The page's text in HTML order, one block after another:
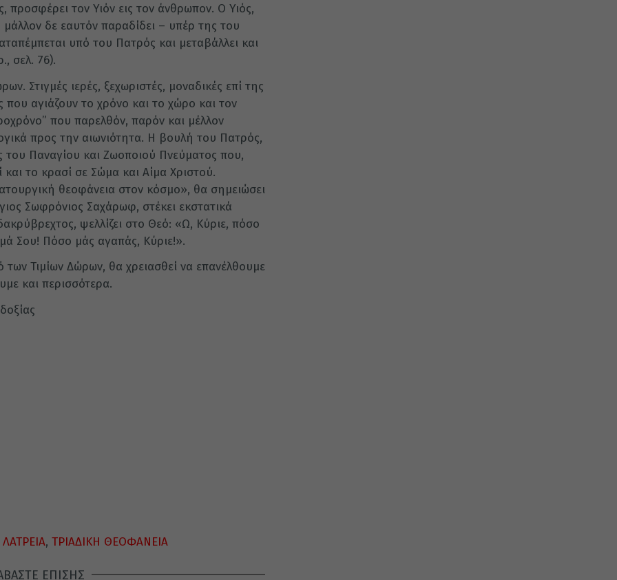
προσφέρει τον Υιόν εις τον άνθρωπον. Ο Υιός,
δε εαυτόν παραδίδει – υπέρ της του
υπό του Πατρός και μεταβάλλει και
σελ. 76).
Στιγμές ιερές, ξεχωριστές, μοναδικές επί της
που αγιάζουν το χρόνο και το χώρο και τον
που παρελθόν, παρόν και μέλλον
προς την αιωνιότητα. Η βουλή του Πατρός,
Παναγίου και Ζωοποιού Πνεύματος που,
το κρασί σε Σώμα και Αίμα Χριστού.
θεοφάνεια στον κόσμο», θα σημειώσει
Σωφρόνιος Σαχάρωφ, στέκει εκστατικά
ψελλίζει στο Θεό: «Ω, Κύριε, πόσο
Σου! Πόσο μάς αγαπάς, Κύριε!».
Τιμίων Δώρων, θα χρειασθεί να επανέλθουμε
και περισσότερα.
, ΤΡΙΑΔΙΚΗ ΘΕΟΦΑΝΕΙΑ
ΕΠΙΣΗΣ